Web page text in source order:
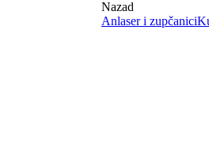
Nazad
Anlaser i zupčanici